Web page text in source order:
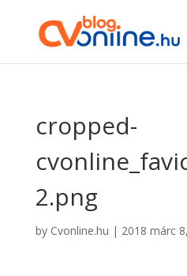
cropped-
2.png
by Cvonline.hu | 2018 márc 8,